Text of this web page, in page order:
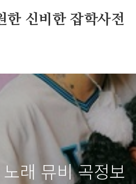
한 신비한 잡학사전
래 뮤비 곡정보